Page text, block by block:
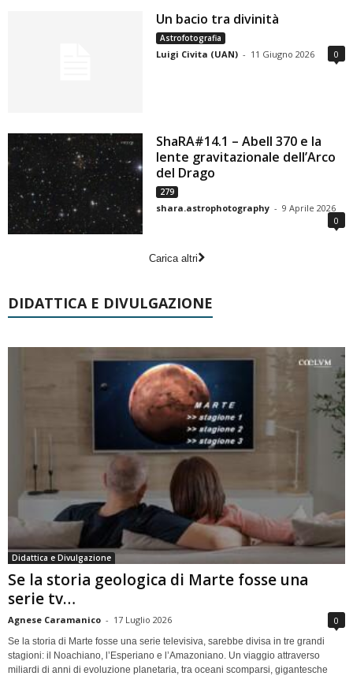
Un bacio tra divinità
Astrofotografia
Luigi Civita (UAN) - 11 Giugno 2026 0
ShaRA#14.1 – Abell 370 e la
lente gravitazionale dell’Arco
del Drago
279
shara.astrophotography - 9 Aprile 2026
0
Carica altri
DIDATTICA E DIVULGAZIONE
Didattica e Divulgazione
Se la storia geologica di Marte fosse una
serie tv…
Agnese Caramanico - 17 Luglio 2026 0
Se la storia di Marte fosse una serie televisiva, sarebbe divisa in tre grandi
stagioni: il Noachiano, l’Esperiano e l’Amazoniano. Un viaggio attraverso
miliardi di anni di evoluzione planetaria, tra oceani scomparsi, gigantesche